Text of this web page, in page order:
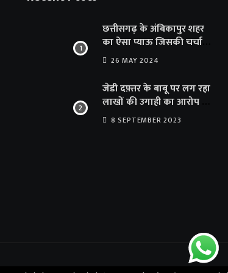
छत्तीसगढ़ के अंबिकापुर शहर
का ऐसा प्याऊ जिसकी चर्चा
दूर-दूर तक… सात समुंदर पार
26 MAY 2024
जेडी दफ़्तर के बाबू पर लग रहा
लाखों की उगाही का आरोप …
संयुक्त संचालक का फर्जी
8 SEPTEMBER 2023